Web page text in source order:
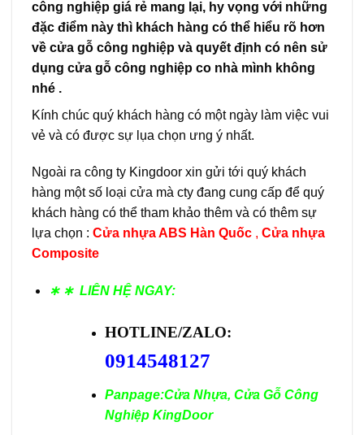
công nghiệp giá rẻ mang lại, hy vọng với những
đặc điểm này thì khách hàng có thể hiểu rõ hơn
về cửa gỗ công nghiệp và quyết định có nên sử
dụng cửa gỗ công nghiệp co nhà mình không
nhé .
Kính chúc quý khách hàng có một ngày làm việc vui
vẻ và có được sự lụa chọn ưng ý nhất.
Ngoài ra công ty Kingdoor xin gửi tới quý khách
hàng một số loại cửa mà cty đang cung cấp để quý
khách hàng có thể tham khảo thêm và có thêm sự
lựa chọn : Cửa nhựa ABS Hàn Quốc , Cửa nhựa
Composite
∗ ∗ LIÊN HỆ NGAY:
HOTLINE/ZALO:
0914548127
Panpage:Cửa Nhựa, Cửa Gỗ Công
Nghiệp KingDoor